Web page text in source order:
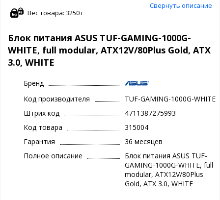
Свернуть описание
Вес товара: 3250 г
Блок питания ASUS TUF-GAMING-1000G-
WHITE, full modular, ATX12V/80Plus Gold, ATX
3.0, WHITE
Бренд
Код производителя
TUF-GAMING-1000G-WHITE
Штрих код
4711387275993
Код товара
315004
Гарантия
36 месяцев
Полное описание
Блок питания ASUS TUF-
GAMING-1000G-WHITE, full
modular, ATX12V/80Plus
Gold, ATX 3.0, WHITE